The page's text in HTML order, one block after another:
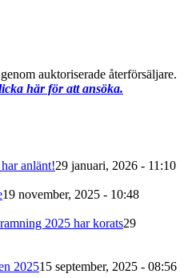
auktoriserade återförsäljare.
här för att ansöka.
anlänt!29 januari, 2026 - 11:10
19 november, 2025 - 10:48
2025 har korats29
202515 september, 2025 - 08:56